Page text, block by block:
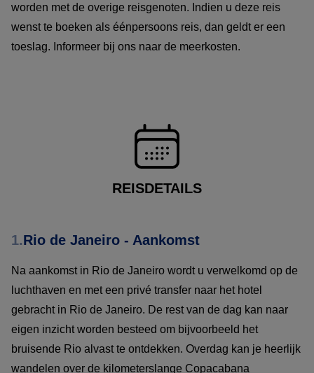
worden met de overige reisgenoten. Indien u deze reis
wenst te boeken als éénpersoons reis, dan geldt er een
toeslag. Informeer bij ons naar de meerkosten.
REISDETAILS
1.Rio de Janeiro - Aankomst
Na aankomst in Rio de Janeiro wordt u verwelkomd op de
luchthaven en met een privé transfer naar het hotel
gebracht in Rio de Janeiro. De rest van de dag kan naar
eigen inzicht worden besteed om bijvoorbeeld het
bruisende Rio alvast te ontdekken. Overdag kan je heerlijk
wandelen over de kilometerslange Copacabana